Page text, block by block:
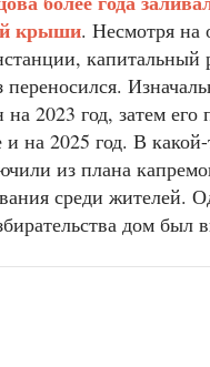
крыши. Несмотря на
переносился.
на 2023 год, затем его
и на 2025 год. В
из плана
среди жителей.
дом был